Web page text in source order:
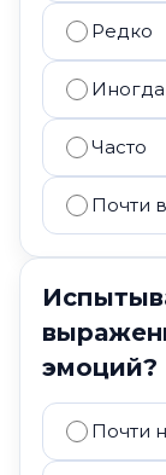
Редко
Иногда
Часто
Почти
эмоций?
Почти